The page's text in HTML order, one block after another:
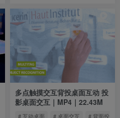
多点触摸交互背投桌面互动 投
影桌面交互｜MP4｜22.43M
# 互动桌面 # 桌面交互 # 背面投影